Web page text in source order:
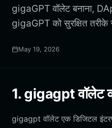
gigaGPT वॉलेट बनाना,
gigaGPT को सुरक्षित
May 19, 2026
1. gigagpt वॉलेट
gigagpt वॉलेट एक डिजिटल